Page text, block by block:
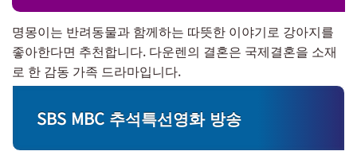
명몽이는 반려동물과 함께하는 따뜻한 이야기로 강아지를
좋아한다면 추천합니다. 다운렌의 결혼은 국제결혼을 소재
로 한 감동 가족 드라마입니다.
SBS MBC 추석특선영화 방송